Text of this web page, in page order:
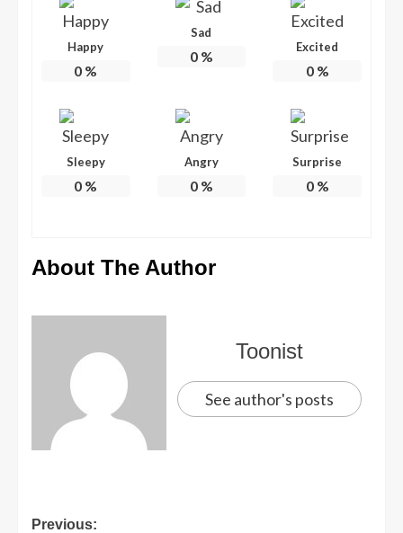
Happy
0 %
Sad
0%
Excited
0%
Sleepy
0 %
Angry
0%
Surprise
0%
About The Author
Toonist
See author's posts
Previous: